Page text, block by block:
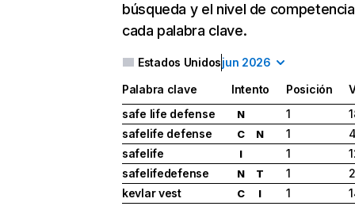
búsqueda y el nivel de
cada palabra clave.
Estados Unidosjun 2026
Palabra clave Intento Posición
safe life defense
N 1
safelife defense
C N 1
safelife
I 1
safelifedefense
N T 1
kevlar vest
C I 1